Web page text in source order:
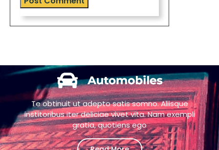
Te obtinuit ut adepto satis somno. Aliisque
institoribus iter deliciae vivet vita. Nam exempli
gratia, quotiens ego